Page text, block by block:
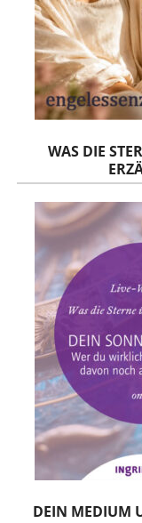
WAS DIE
DEIN MEDIUM